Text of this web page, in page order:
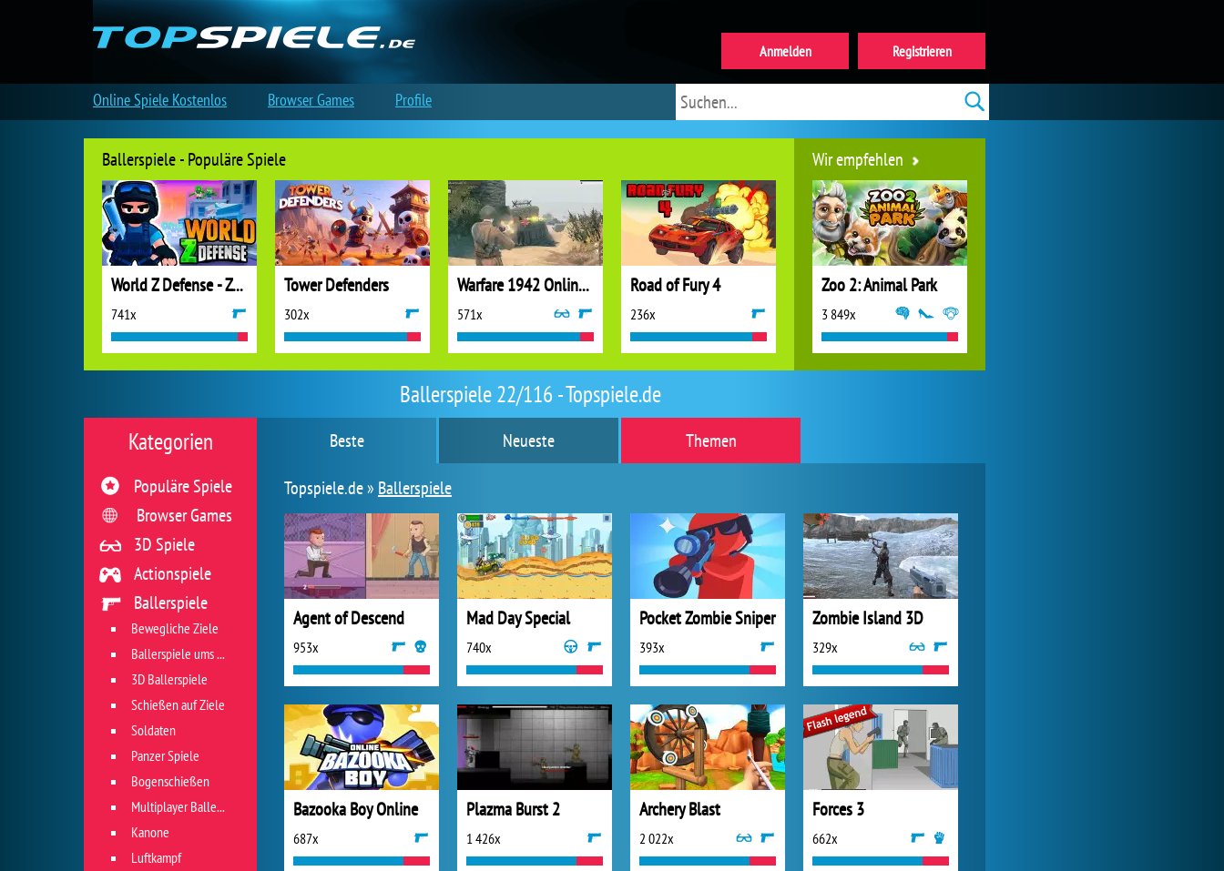
Ballerspiele 22/116 - Topspiele.de
Beste Neueste
Themen
Topspiele.de » Ballerspiele
Agent of Descend
953x
Mad Day Special
740x
Pocket Zombie Sniper
393x
Zombie Island 3D
329x
Bazooka Boy Online
687x
Plazma Burst 2
1 426x
Archery Blast
2 022x
Forces 3
662x
Kategorien
Populäre Spiele
Browser Games
3D Spiele
Actionspiele
Ballerspiele
Bewegliche Ziele
Ballerspiele ums Überleben
3D Ballerspiele
Schießen auf Ziele
Soldaten
Panzer Spiele
Bogenschießen
Multiplayer Ballerspiele
Kanone
Luftkampf
Ballerspiele - Populäre Spiele
World Z Defense - Zombie Defense
741x
Tower Defenders
302x
Warfare 1942 Online Shooter
571x
Road of Fury 4
236x
Wir empfehlen
Zoo 2: Animal Park
3 849x
World of Tanks
Forge of Empires
Registrieren
Anmelden
Online Spiele Kostenlos Browser Games Profile